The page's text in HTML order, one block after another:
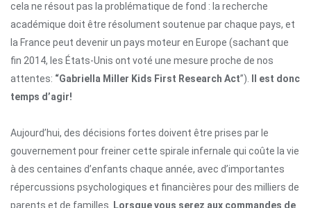
cela ne résout pas la problématique de fond : la recherche
académique doit être résolument soutenue par chaque pays, et
la France peut devenir un pays moteur en Europe (sachant que
fin 2014, les États-Unis ont voté une mesure proche de nos
attentes: “Gabriella Miller Kids First Research Act”).
Il est donc
temps d’agir!
Aujourd’hui, des décisions fortes doivent être prises par le
gouvernement pour freiner cette spirale infernale qui coûte la vie
à des centaines d’enfants chaque année, avec d’importantes
répercussions psychologiques et financières pour des milliers de
parents et de familles.
Lorsque vous serez aux commandes de